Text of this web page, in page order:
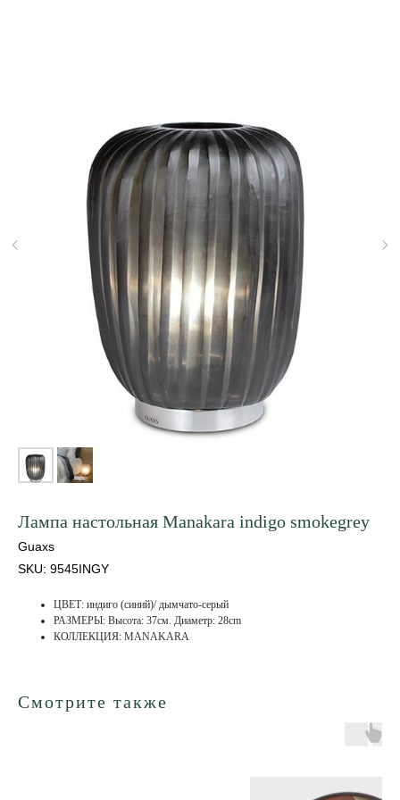
Лампа настольная Manakara indigo smokegrey
Guaxs
SKU: 9545INGY
ЦВЕТ: индиго (синий)/ дымчато-серый
РАЗМЕРЫ: Высота: 37см. Диаметр: 28cm
КОЛЛЕКЦИЯ: MANAKARA
Смотрите также